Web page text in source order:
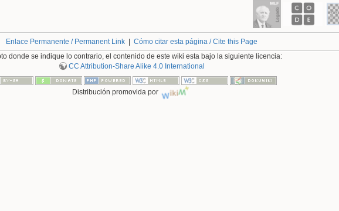
Enlace Permanente / Permanent Link| Cómo citar esta página / Cite this Page
donde se indique lo contrario, el contenido de este wiki esta bajo la siguiente licencia:
CC Attribution-Share Alike 4.0 International
Distribución promovida por